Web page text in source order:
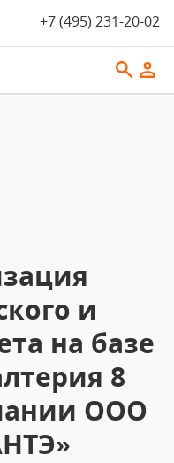
+7 (495) 231-20-02
и
на базе
8
ООО